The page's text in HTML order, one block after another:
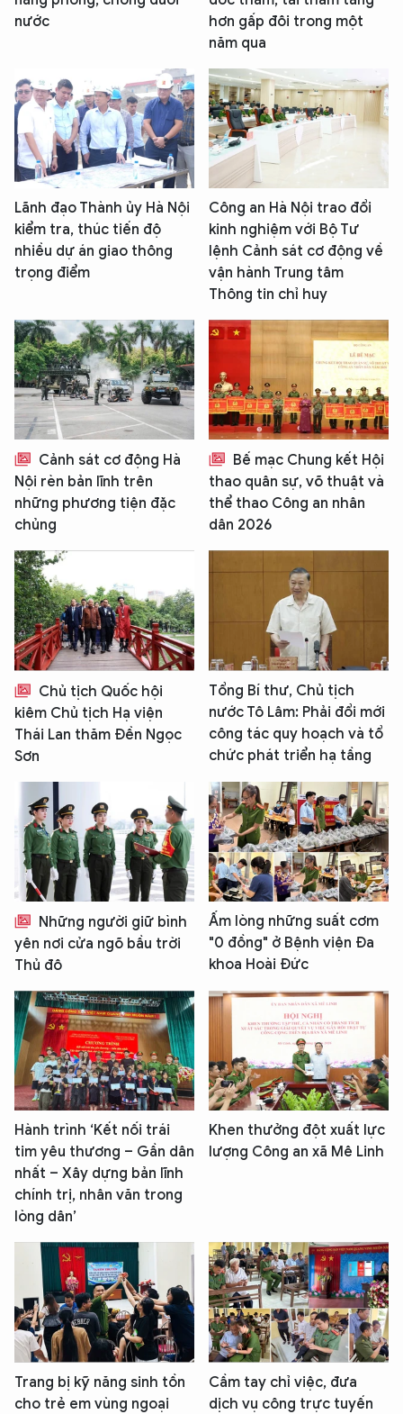
nước
hơn gấp đôi trong một
năm qua
Lãnh đạo Thành ủy Hà Nội
kiểm tra, thúc tiến độ
nhiều dự án giao thông
trọng điểm
Công an Hà Nội trao đổi
kinh nghiệm với Bộ Tư
lệnh Cảnh sát cơ động về
vận hành Trung tâm
Thông tin chỉ huy
Cảnh sát cơ động Hà
Nội rèn bản lĩnh trên
những phương tiện đặc
chủng
Bế mạc Chung kết Hội
thao quân sự, võ thuật và
thể thao Công an nhân
dân 2026
Chủ tịch Quốc hội
kiêm Chủ tịch Hạ viện
Thái Lan thăm Đền Ngọc
Sơn
Tổng Bí thư, Chủ tịch
nước Tô Lâm: Phải đổi mới
công tác quy hoạch và tổ
chức phát triển hạ tầng
Những người giữ bình
yên nơi cửa ngõ bầu trời
Thủ đô
Ấm lòng những suất cơm
"0 đồng" ở Bệnh viện Đa
khoa Hoài Đức
Hành trình ‘Kết nối trái
tim yêu thương – Gần dân
nhất – Xây dựng bản lĩnh
chính trị, nhân văn trong
lòng dân’
Khen thưởng đột xuất lực
lượng Công an xã Mê Linh
Trang bị kỹ năng sinh tồn
cho trẻ em vùng ngoại
Cầm tay chỉ việc, đưa
dịch vụ công trực tuyến